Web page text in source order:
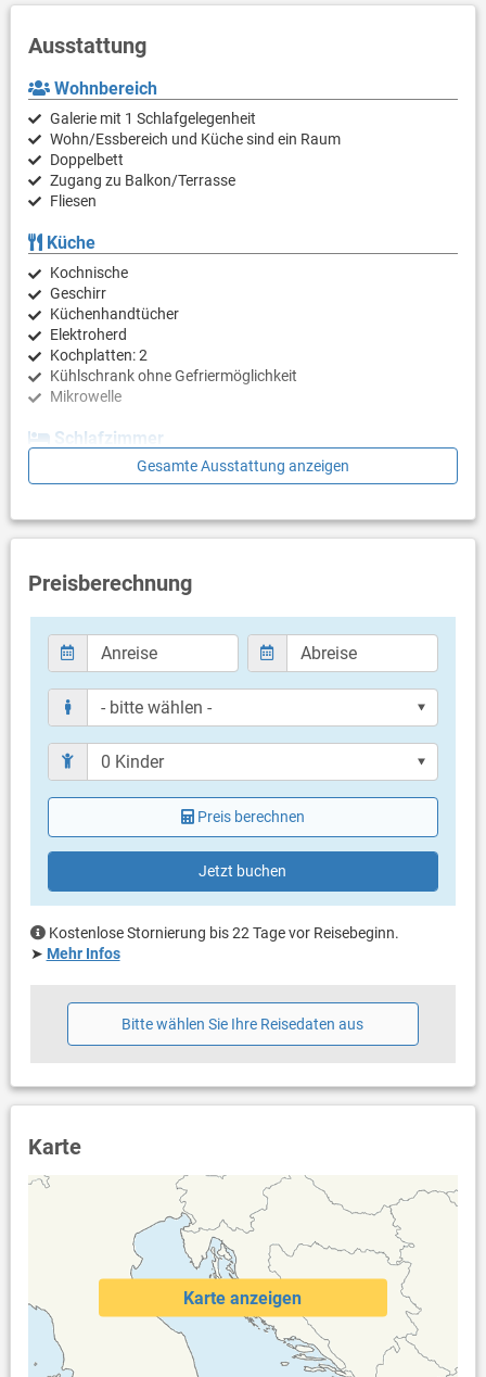
Ausstattung
Wohnbereich
Galerie mit 1 Schlafgelegenheit
Wohn/Essbereich und Küche sind ein Raum
Doppelbett
Zugang zu Balkon/Terrasse
Fliesen
Küche
Kochnische
Geschirr
Küchenhandtücher
Elektroherd
Kochplatten: 2
Kühlschrank ohne Gefriermöglichkeit
Mikrowelle
Schlafzimmer
- keine Angaben -
Bad mit WC, Dusche
Balkon & Terrasse
Meerblick
Bestuhlung
Terrassengröße: 10 m²
Weitere Informationen
Grillen nicht erlaubt
Privater Parkplatz auf dem Grundstück
Haustier nicht erlaubt
Klimaanlage im Preis inklusive
Bettwäsche vorhanden
Handtücher vorhanden
Gesamte Ausstattung anzeigen
Preisberechnung
Preis berechnen
Jetzt buchen
Kostenlose Stornierung bis 22 Tage vor Reisebeginn.
➤ Mehr Infos
Bitte wählen Sie Ihre Reisedaten aus
Karte
Karte anzeigen